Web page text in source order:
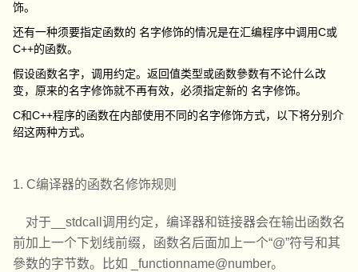
饰。
还有一种须要指定函数的 名字修饰的情况是在汇编程序中调用C或
C++的函数。
假设函数名字，调用约定。返回值类型或函数參数有不论什么改
变，原来的名字修饰就不再有效，必须指定新的 名字修饰。
C和C++程序的函数在内部使用不同的名字修饰方式，以下将分别介
绍这两种方式。
1. C编译器的函数名修饰规则
对于__stdcall调用约定，编译器和链接器会在输出函数名
前加上一个下划线前缀，函数名后面加上一个“@”符号和其
參数的字节数。比如 _functionname@number。